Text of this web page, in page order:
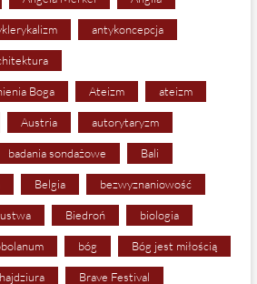
antykoncepcja
Boga Ateizm ateizm
Austria autorytaryzm
badania sondażowe Bali
Belgia bezwyznaniowość
Biedroń biologia
bóg Bóg jest miłością
Brave Festival